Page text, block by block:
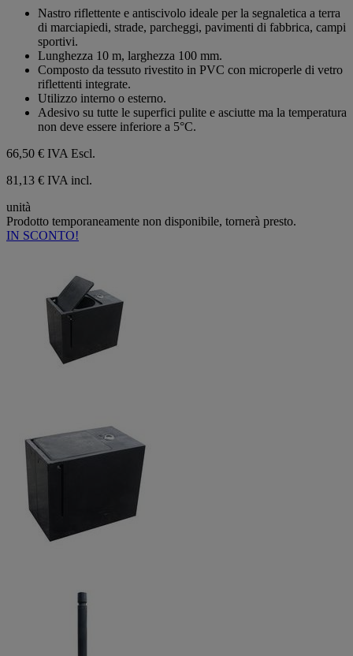
Nastro riflettente e antiscivolo ideale per la segnaletica a terra
di marciapiedi, strade, parcheggi, pavimenti di fabbrica, campi
sportivi.
Lunghezza 10 m, larghezza 100 mm.
Composto da tessuto rivestito in PVC con microperle di vetro
riflettenti integrate.
Utilizzo interno o esterno.
Adesivo su tutte le superfici pulite e asciutte ma la temperatura
non deve essere inferiore a 5°C.
66,50 € IVA Escl.
81,13 € IVA incl.
unità
Prodotto temporaneamente non disponibile, tornerà presto.
IN SCONTO!